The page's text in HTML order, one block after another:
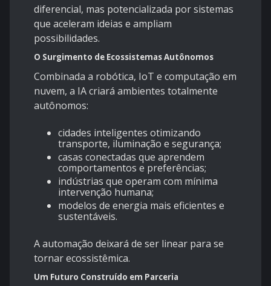
diferencial, mas potencializada por sistemas
que aceleram ideias e ampliam
possibilidades.
O Surgimento de Ecossistemas Autônomos
Combinada a robótica, IoT e computação em
nuvem, a IA criará ambientes totalmente
autônomos:
cidades inteligentes otimizando
transporte, iluminação e segurança;
casas conectadas que aprendem
comportamentos e preferências;
indústrias que operam com mínima
intervenção humana;
modelos de energia mais eficientes e
sustentáveis.
A automação deixará de ser linear para se
tornar ecossistêmica.
Um Futuro Construído em Parceria